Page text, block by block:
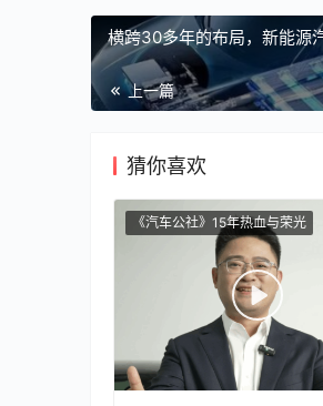
横跨30多年的布局，新能源
上一篇
猜你喜欢
《汽车公社》15年热血与荣光